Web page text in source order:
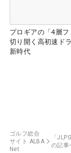
プロギアの「4層
切り開く高初速ド
新時代
ゴルフ総合
サイト ALBA
Net
「
の記事